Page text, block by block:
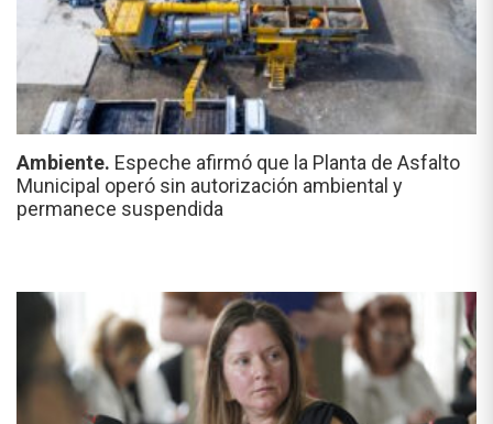
Ambiente. Espeche afirmó que la Planta de Asfalto
Municipal operó sin autorización ambiental y
permanece suspendida